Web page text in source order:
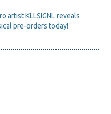
artist KLLSIGNL reveals
pre-orders today!